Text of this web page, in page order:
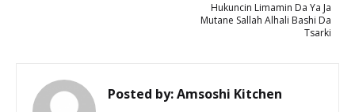
Hukuncin Limamin Da Ya Ja
Mutane Sallah Alhali Bashi Da
Tsarki
Posted by:Amsoshi Kitchen